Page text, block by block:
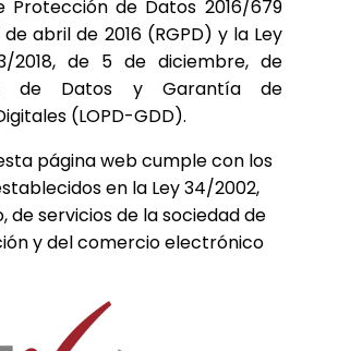
Protección de Datos 2016/679
de abril de 2016 (RGPD) y la Ley
2018, de 5 de diciembre, de
de Datos y Garantía de
(LOPD-GDD).
página web cumple con los
en la Ley 34/2002,
de servicios de la sociedad de
y del comercio electrónico